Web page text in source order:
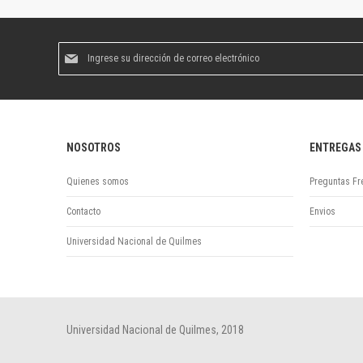
boletín
NOSOTROS
Quienes somos
Contacto
Universidad Nacional de Quilmes
ENTREGAS
Preguntas
Envios
Universidad Nacional de Quilmes, 2018